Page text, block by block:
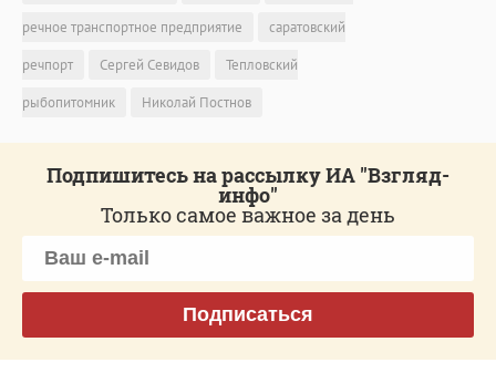
речное транспортное предприятие
саратовский
речпорт
Сергей Севидов
Тепловский
рыбопитомник
Николай Постнов
Подпишитесь на рассылку ИА "Взгляд-
инфо"
Только самое важное за день
Подписаться